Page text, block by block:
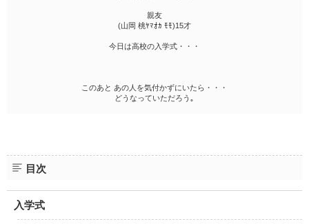
親友
(山岡 桃ﾔﾏｵｶ ﾓﾓ)15才
今日は高校の入学式・・・
このあと あの人を気付かずにいたら・・・
どうなっていただろう｡
目次
入学式